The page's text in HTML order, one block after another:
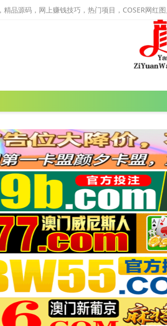
品源码，网上赚钱技巧，热门项目，COSER网红